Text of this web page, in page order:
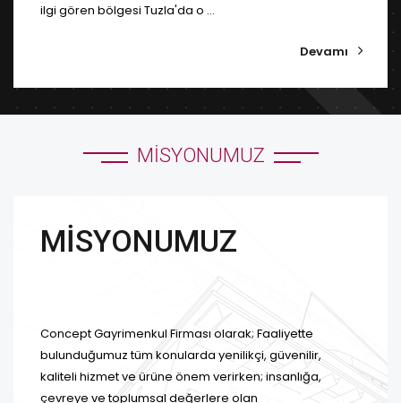
ilgi gören bölgesi Tuzla'da o ...
Devamı
MISYONUMUZ
MİSYONUMUZ
Concept Gayrimenkul Firması olarak; Faaliyette
bulunduğumuz tüm konularda yenilikçi, güvenilir,
kaliteli hizmet ve ürüne önem verirken; insanlığa,
çevreye ve toplumsal değerlere olan